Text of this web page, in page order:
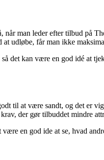
man leder efter tilbud på
udløbe, får man ikke
det kan være en god idé at
til at være sandt, og det er
der gør tilbuddet mindre
en god ide at se, hvad